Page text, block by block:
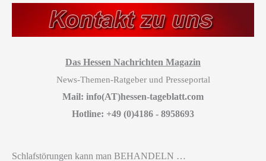
Das Hessen Nachrichten Magazin
News-Themen-Ratgeber und Presseportal
Mail: info(AT)hessen-tageblatt.com
Hotline: +49 (0)4186 - 8958693
Schlafstörungen kann man BEHANDELN …